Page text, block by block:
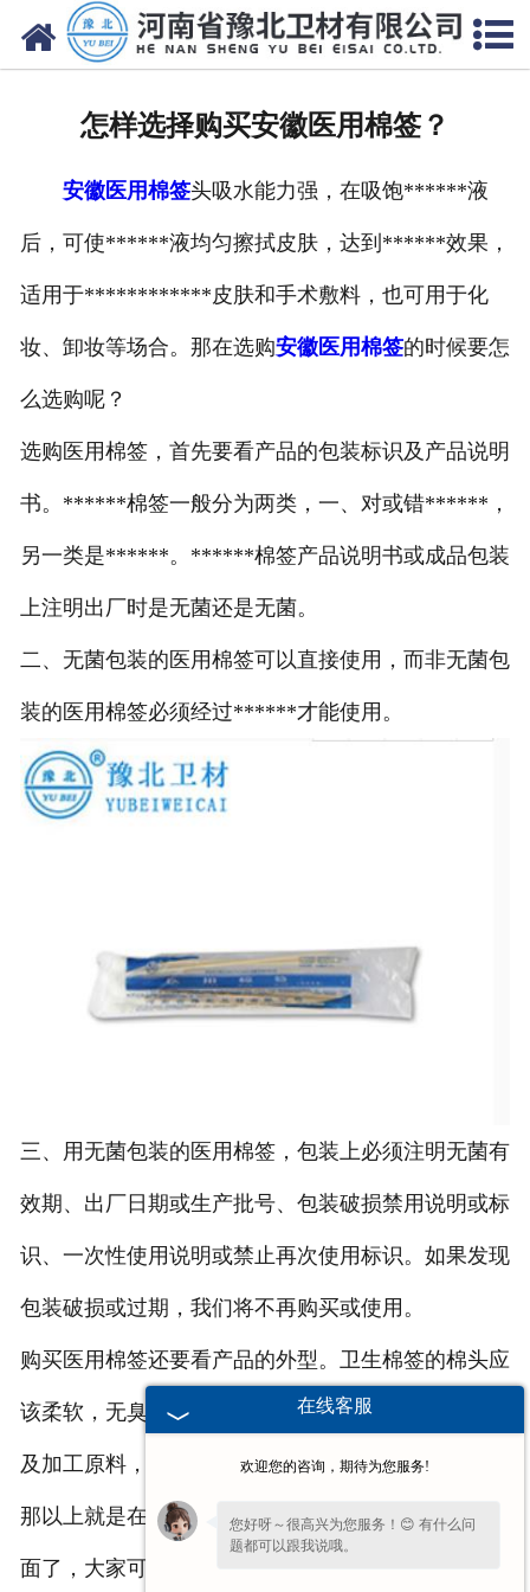
网站首页
厂房设备
联系我们
怎样选择购买安徽医用棉签？
安徽医用棉签头吸水能力强，在吸饱******液
后，可使******液均匀擦拭皮肤，达到******效果，
适用于************皮肤和手术敷料，也可用于化
妆、卸妆等场合。那在选购安徽医用棉签的时候要怎
么选购呢？
选购医用棉签，首先要看产品的包装标识及产品说明
书。******棉签一般分为两类，一、对或错******，
另一类是******。******棉签产品说明书或成品包装
上注明出厂时是无菌还是无菌。
二、无菌包装的医用棉签可以直接使用，而非无菌包
装的医用棉签必须经过******才能使用。
三、用无菌包装的医用棉签，包装上必须注明无菌有
效期、出厂日期或生产批号、包装破损禁用说明或标
识、一次性使用说明或禁止再次使用标识。如果发现
包装破损或过期，我们将不再购买或使用。
购买医用棉签还要看产品的外型。卫生棉签的棉头应
该柔软，无臭，无异味，颜色纯白色，不含其它纤维
及加工原料，竹签应该光洁，坚硬。
那以上就是在选购医用棉签的时候可以参考的几个方
面了，大家可以了解一下，有什么问题和需要，可随
在线客服
欢迎您的咨询，期待为您服务!
您好呀～很高兴为您服务！😊 有什么问
题都可以跟我说哦。